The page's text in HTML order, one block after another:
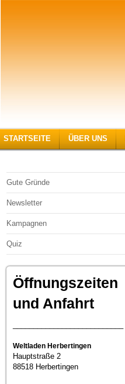
STARTSEITE ÜBER UNS
Gute Gründe
Newsletter
Kampagnen
Quiz
Öffnungszeiten
und Anfahrt
Weltladen Herbertingen
Hauptstraße 2
88518 Herbertingen